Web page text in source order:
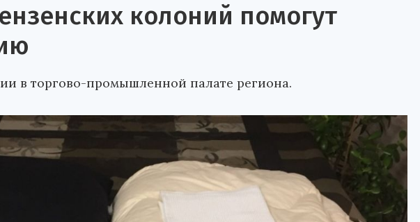
колоний помогут
в торгово-промышленной палате региона.